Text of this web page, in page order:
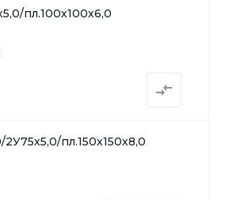
пл.100х100х6,0
пл.150х150х8,0